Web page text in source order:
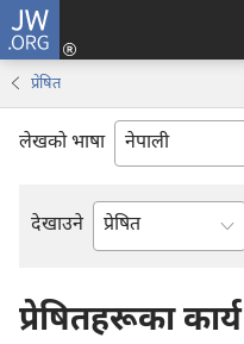
JW.ORG
प्रेषित
लेखको भाषा
देखाउने
बाइबलको
प्रेषितहरूका कार्य